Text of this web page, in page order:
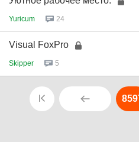
Yuricum 24
Visual FoxPro
Skipper 5